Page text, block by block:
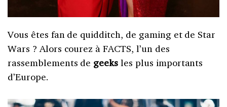
Vous êtes fan de quidditch, de gaming et de Star
Wars ? Alors courez à FACTS, l’un des
rassemblements de geeks les plus importants
d’Europe.